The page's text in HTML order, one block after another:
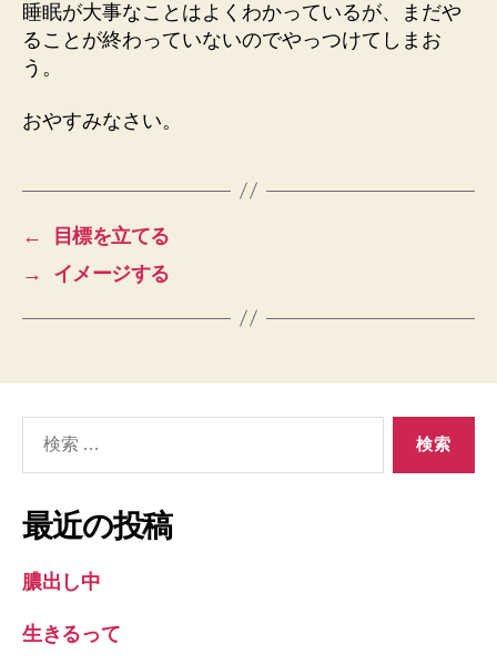
睡眠が大事なことはよくわかっているが、まだや
ることが終わっていないのでやっつけてしまお
う。
おやすみなさい。
←
目標を立てる
→
イメージする
象:
最近の投稿
膿出し中
生きるって